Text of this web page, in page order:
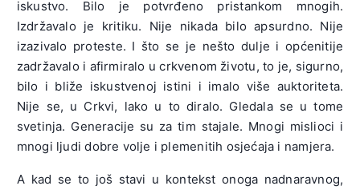
iskustvo. Bilo je potvrđeno pristankom mnogih.
Izdržavalo je kritiku. Nije nikada bilo apsurdno. Nije
izazivalo proteste. I što se je nešto dulje i općenitije
zadržavalo i afirmiralo u crkvenom životu, to je, sigurno,
bilo i bliže iskustvenoj istini i imalo više auktoriteta.
Nije se, u Crkvi, lako u to diralo. Gledala se u tome
svetinja. Generacije su za tim stajale. Mnogi mislioci i
mnogi ljudi dobre volje i plemenitih osjećaja i namjera.
A kad se to još stavi u kontekst onoga nadnaravnog,